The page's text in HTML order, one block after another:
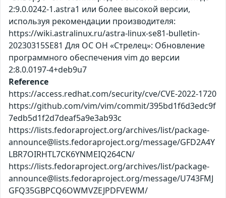
2:9.0.0242-1.astra1 или более высокой версии,
используя рекомендации производителя:
https://wiki.astralinux.ru/astra-linux-se81-bulletin-
20230315SE81 Для ОС ОН «Стрелец»: Обновление
программного обеспечения vim до версии
2:8.0.0197-4+deb9u7
Reference
https://access.redhat.com/security/cve/CVE-2022-1720
https://github.com/vim/vim/commit/395bd1f6d3edc9f
7edb5d1f2d7deaf5a9e3ab93c
https://lists.fedoraproject.org/archives/list/package-
announce@lists.fedoraproject.org/message/GFD2A4Y
LBR7OIRHTL7CK6YNMEIQ264CN/
https://lists.fedoraproject.org/archives/list/package-
announce@lists.fedoraproject.org/message/U743FMJ
GFQ35GBPCQ6OWMVZEJPDFVEWM/